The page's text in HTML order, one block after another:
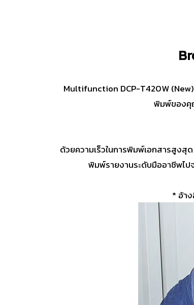
Multifunction DCP-T420W
พิมพ์ของคุ
ด้วยความเร็วในการพิมพ์เอกสารสูงสุ
พิมพ์รายงานระดับมืออาชีพไป
* อ้า